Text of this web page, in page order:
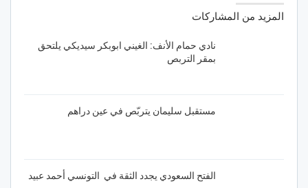
المزيد من المشاركات
نادي حمام الأنف: الغيني ابوبكر سيديكي يلتحق
بمقر التربص
مستقبل سليمان يتربّص في عين دراهم
الفتح السعودي يجدد الثقة في التونسي أحمد عبيد